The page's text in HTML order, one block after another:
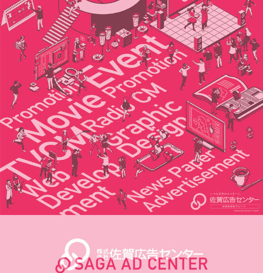
[SAGA]
0952-28-3888
[FUKUOKA]
092-791-3114